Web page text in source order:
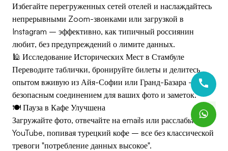
Избегайте перегруженных сетей отелей и наслаждайтесь
непрерывными Zoom-звонками или загрузкой в
Instagram – эффективно, как типичный россиянин
любит, без предупреждений о лимите данных.
🕌 Исследование Исторических Мест в Стамбуле
Переводите таблички, бронируйте билеты и делитесь
опытом вживую из Айя-Софии или Гранд-Базара – с
безопасным соединением для ваших фото и заметок.
🍽️ Пауза в Кафе Улучшена
Загружайте фото, отвечайте на emails или расслабьтесь с
YouTube, попивая турецкий кофе – все без классической
тревоги "потребление данных высокое".